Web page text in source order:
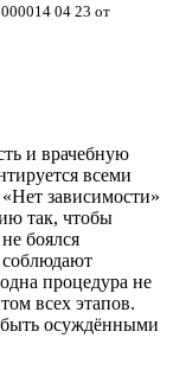
04 23 от
и врачебную
всеми
зависимости»
так, чтобы
боялся
процедура не
всех этапов.
осуждёнными